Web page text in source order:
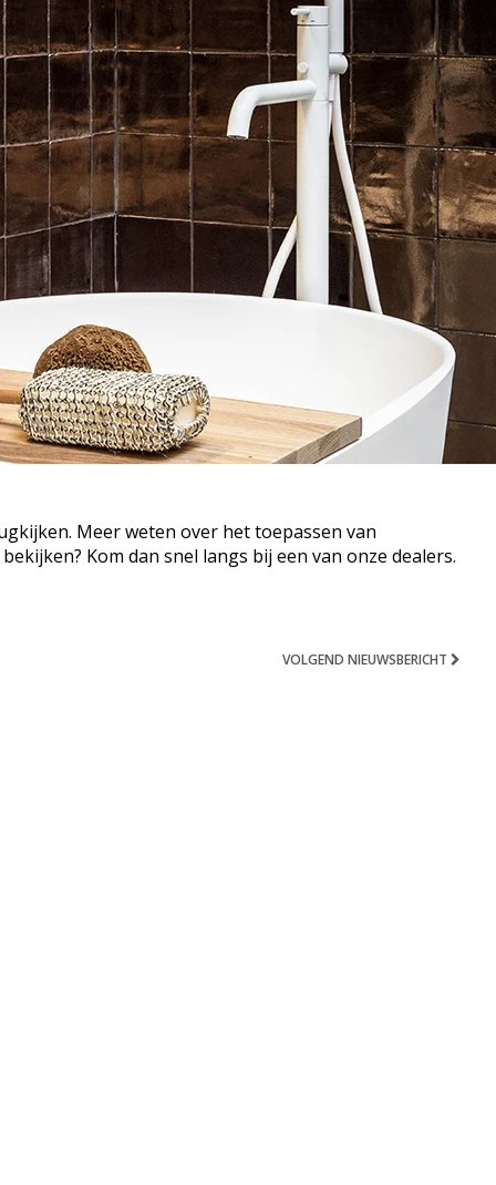
Meer weten over het toepassen van
Kom dan snel langs bij een van onze dealers.
VOLGEND NIEUWSBERICHT